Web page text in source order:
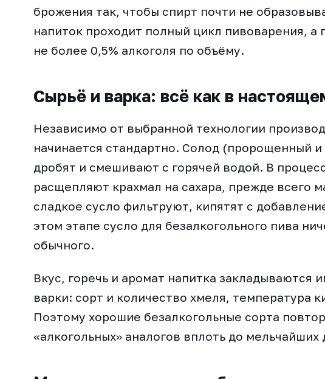
брожения так, чтобы спирт почти не
напиток проходит полный цикл пивоварения, а
не более 0,5% алкоголя по объёму.
Сырьё и варка: всё как в
Независимо от выбранной технологии
начинается стандартно. Солод (пророщенный
дробят и смешивают с горячей водой. В
расщепляют крахмал на сахара, прежде всего
сладкое сусло фильтруют, кипятят с
этом этапе сусло для безалкогольного пива
обычного.
Вкус, горечь и аромат напитка закладываются
варки: сорт и количество хмеля, температура
Поэтому хорошие безалкогольные сорта
«алкогольных» аналогов вплоть до мельчайших